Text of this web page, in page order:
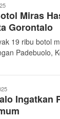
Miras
Gorontalo
19 ribu botol
Padebuolo,
Ingatkan